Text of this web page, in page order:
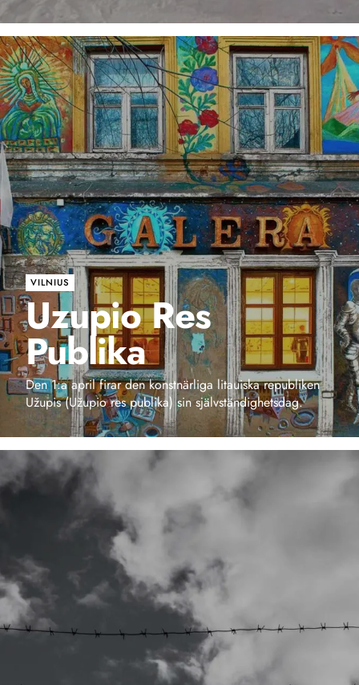
VILNIUS
Uzupio Res
Publika
Den 1:a april firar den konstnärliga litauiska republiken
Užupis (Užupio res publika) sin självständighetsdag.